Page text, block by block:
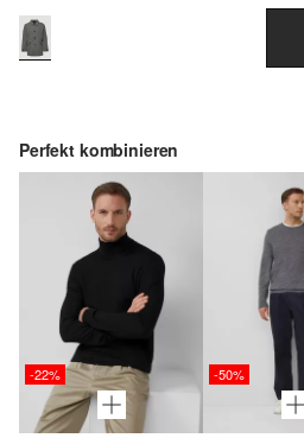
Perfekt kombinieren
-22% -50%